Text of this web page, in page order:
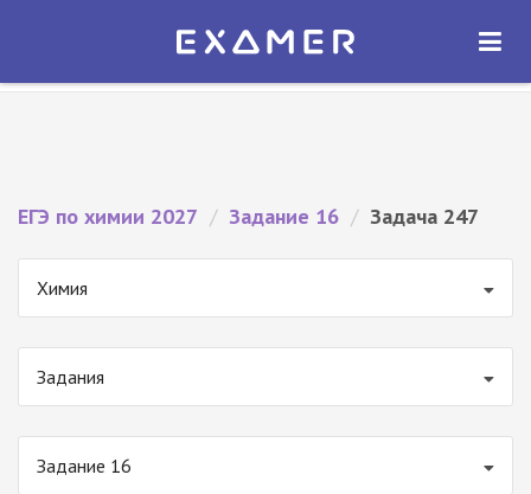
Экзамер — ЕГЭ 2027
ОТКРЫТЬ
ЕГЭ по химии 2027 / Задание 16 / Задача 247
Химия
Задания
Задание 16